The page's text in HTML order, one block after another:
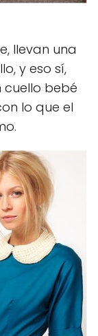
llevan una
y eso sí,
cuello bebé
lo que el